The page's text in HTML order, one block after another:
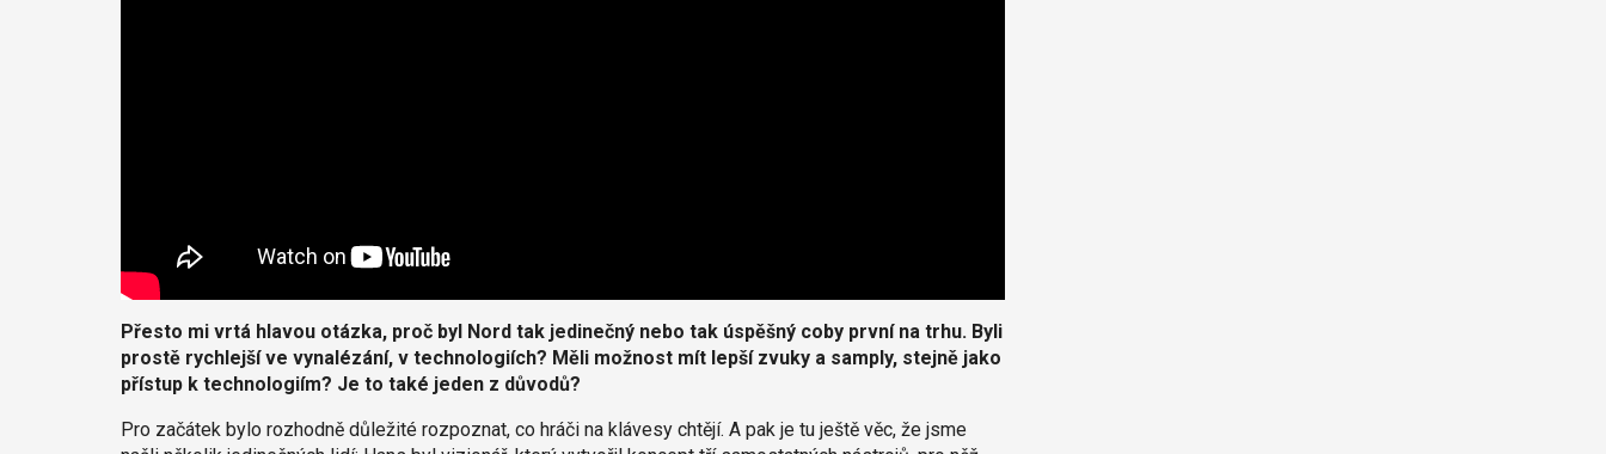
Přesto mi vrtá hlavou otázka, proč byl Nord tak jedinečný nebo tak úspěšný coby první na trhu. Byli
prostě rychlejší ve vynalézání, v technologiích? Měli možnost mít lepší zvuky a samply, stejně jako
přístup k technologiím? Je to také jeden z důvodů?
Pro začátek bylo rozhodně důležité rozpoznat, co hráči na klávesy chtějí. A pak je tu ještě věc, že jsme